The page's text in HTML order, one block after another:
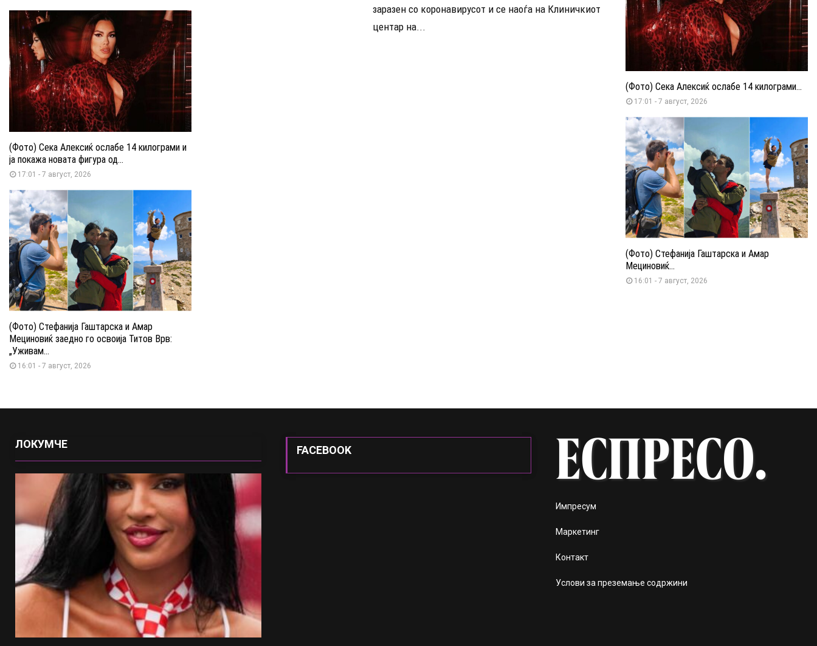
заразен со коронавирусот и се наоѓа на Клиничкиот
центар на...
(Фото) Сека Алексиќ ослабе 14 килограми и
ја покажа новата фигура од...
17:01 - 7 август, 2026
(Фото) Стефанија Гаштарска и Амар
Мециновиќ заедно го освоија Титов Врв:
„Уживам...
16:01 - 7 август, 2026
(Фото) Сека Алексиќ ослабе 14 килограми...
17:01 - 7 август, 2026
(Фото) Стефанија Гаштарска и Амар
Мециновиќ...
16:01 - 7 август, 2026
ЛОКУМЧЕ FACEBOOK
Импресум
Маркетинг
Контакт
Услови за преземање содржини